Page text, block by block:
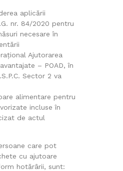
aplicării
nr. 84/2020 pentru
necesare în
Ajutorarea
– POAD, în
Sector 2 va
alimentare pentru
incluse în
de actul
care pot
cu ajutoare
hotărârii, sunt: